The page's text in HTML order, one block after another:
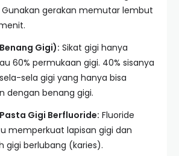
Gunakan gerakan memutar lembut
Gigi): Sikat gigi hanya
60% permukaan gigi. 40% sisanya
sela gigi yang hanya bisa
dengan benang gigi.
Gigi Berfluoride: Fluoride
memperkuat lapisan gigi dan
gigi berlubang (karies).